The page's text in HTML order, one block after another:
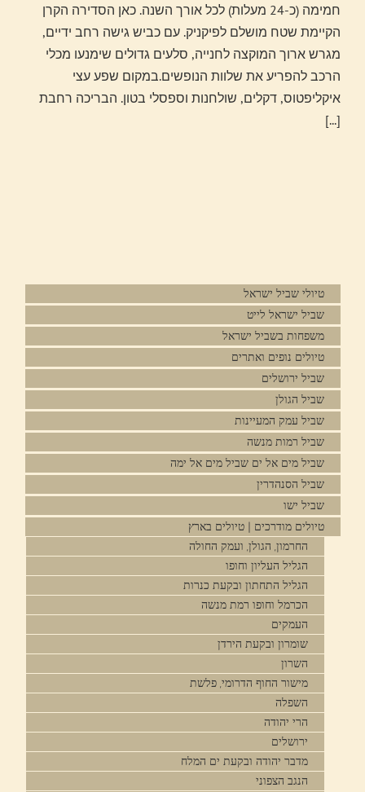
חמימה (כ-24 מעלות) לכל אורך השנה. כאן הסדירה הקרן
הקיימת שטח מושלם לפיקניק. עם כביש גישה רחב ידיים,
מגרש ארוך המוקצה לחנייה, סלעים גדולים שימנעו מכלי
הרכב להפריע את שלוות הנופשים.במקום שפע עצי
איקליפטוס, דקלים, שולחנות וספסלי בטון. הבריכה רחבת
[...]
טיולי שביל ישראל
שביל ישראל לייט
משפחות בשביל ישראל
טיולים נופים ואתרים
שביל ירושלים
שביל הגולן
שביל עמק המעיינות
שביל רמות מנשה
שביל מים אל ים שביל מים אל ימה
שביל הסנהדרין
שביל ישו
טיולים מודרכים | טיולים בארץ
החרמון, הגולן, ועמק החולה
הגליל העליון וחופו
הגליל התחתון ובקעת כנרות
הכרמל וחופו רמת מנשה
העמקים
שומרון ובקעת הירדן
השרון
מישור החוף הדרומי, פלשת
השפלה
הרי יהודה
ירושלים
מדבר יהודה ובקעת ים המלח
הנגב הצפוני